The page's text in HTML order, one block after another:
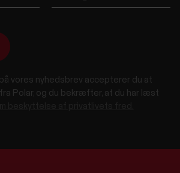
vores nyhedsbrev accepterer du at
Polar, og du bekræfter, at du har læst